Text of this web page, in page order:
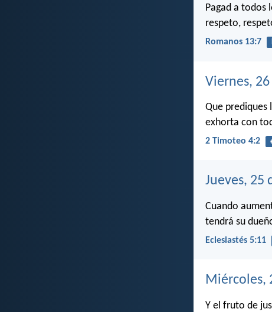
Pagad a todos
respeto,
Romanos 13:7
Viernes,
Que prediques
exhorta con
2 Timoteo 4:2
Jueves, 25
Cuando
tendrá su
Eclesiastés 5:11
Miércoles,
Y el fruto de